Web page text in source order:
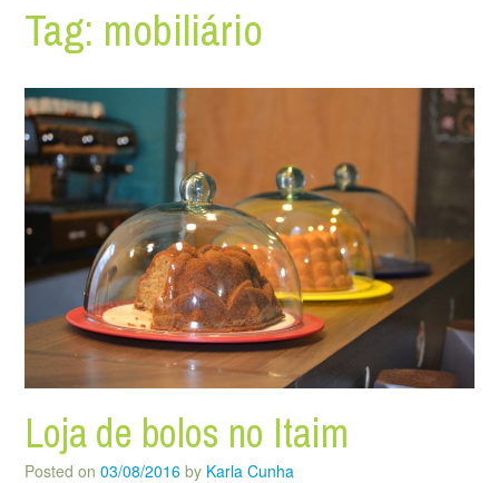
Tag: mobiliário
Loja de bolos no Itaim
Posted on 03/08/2016 by Karla Cunha